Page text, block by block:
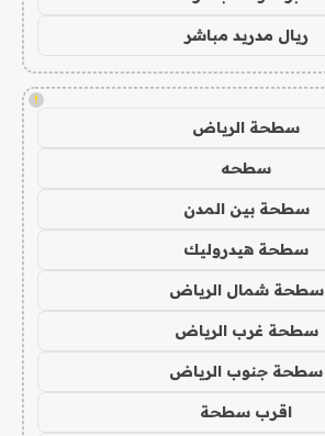
ريال مدريد مباشر
!
سطحة الرياض
سطحه
سطحة بين المدن
سطحة هيدروليك
سطحة شمال الرياض
سطحة غرب الرياض
سطحة جنوب الرياض
اقرب سطحة